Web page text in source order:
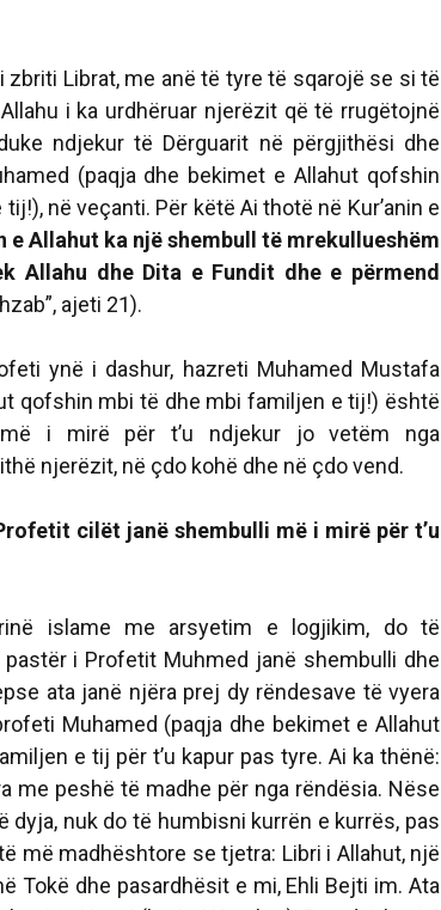
zbriti Librat, me anë të tyre të sqarojë se si të
i ka urdhëruar njerëzit që të rrugëtojnë
ndjekur të Dërguarit në përgjithësi dhe
(paqja dhe bekimet e Allahut qofshin
në veçanti. Për këtë Ai thotë në Kur’anin e
e Allahut ka një shembull të mrekullueshëm
Allahu dhe Dita e Fundit dhe e përmend
ajeti 21).
ynë i dashur, hazreti Muhamed Mustafa
qofshin mbi të dhe mbi familjen e tij!) është
i mirë për t’u ndjekur jo vetëm nga
njerëzit, në çdo kohë dhe në çdo vend.
cilët janë shembulli më i mirë për t’u
islame me arsyetim e logjikim, do të
i Profetit Muhmed janë shembulli dhe
ata janë njëra prej dy rëndesave të vyera
Muhamed (paqja dhe bekimet e Allahut
e tij për t’u kapur pas tyre. Ai ka thënë:
me peshë të madhe për nga rëndësia. Nëse
dyja, nuk do të humbisni kurrën e kurrës, pas
më madhështore se tjetra: Libri i Allahut, një
Tokë dhe pasardhësit e mi, Ehli Bejti im. Ata